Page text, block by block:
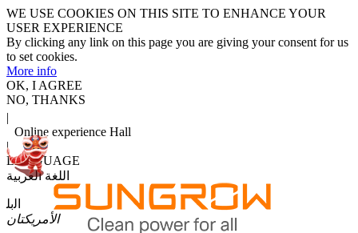
WE USE COOKIES ON THIS SITE TO ENHANCE YOUR
USER EXPERIENCE
By clicking any link on this page you are giving your consent for us
to set cookies.
More info
OK, I AGREE
NO, THANKS
|
Online experience Hall
|
LANGUAGE
اللغة العربية
اﻟﺑﻠ
الأمريكتان